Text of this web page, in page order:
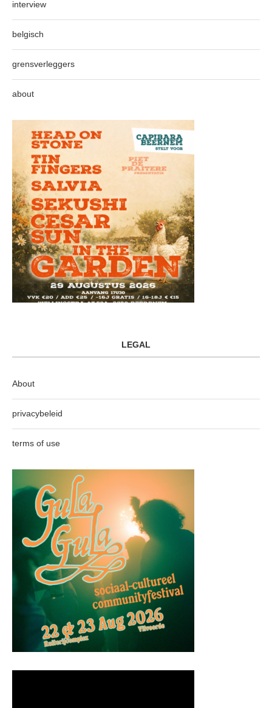
interview
belgisch
grensverleggers
about
LEGAL
About
privacybeleid
terms of use